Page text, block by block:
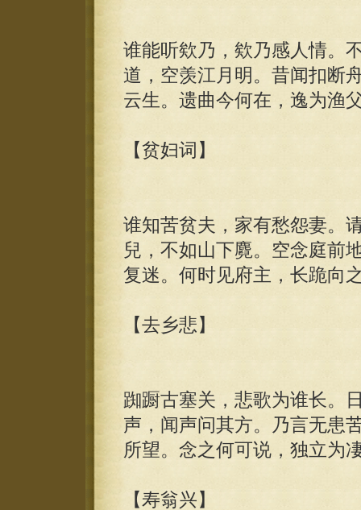
谁能听欸乃，欸乃感人情。
道，空羡江月明。昔闻扣断
云生。遗曲今何在，逸为渔
【贫妇词】
谁知苦贫夫，家有愁怨妻。
兒，不如山下麑。空念庭前
复迷。何时见府主，长跪向
【去乡悲】
踟蹰古塞关，悲歌为谁长。
声，闻声问其方。乃言无患
所望。念之何可说，独立为
【寿翁兴】